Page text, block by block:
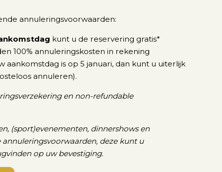
annuleringsvoorwaarden:
kunt u de reservering gratis*
100% annuleringskosten in rekening
aankomstdag is op 5 januari, dan kunt u uiterlijk
annuleren).
en non-refundable
(sport)evenementen, dinnershows en
deze kunt u
op uw bevestiging.